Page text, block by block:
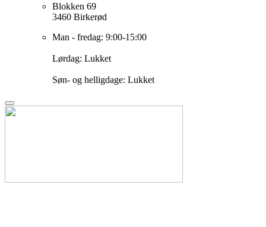
Blokken 69
3460 Birkerød
Man - fredag: 9:00-15:00
Lørdag: Lukket
Søn- og helligdage: Lukket